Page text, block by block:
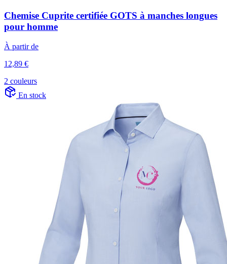
Chemise Cuprite certifiée GOTS à manches longues
pour homme
À partir de
12,89 €
2 couleurs
En stock